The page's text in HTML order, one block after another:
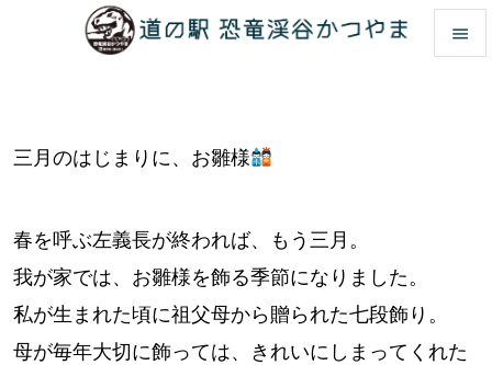

三月のはじまりに、お雛様
春を呼ぶ左義長が終われば、もう三月。
我が家では、お雛様を飾る季節になりました。
私が生まれた頃に祖父母から贈られた七段飾り。
母が毎年大切に飾っては、きれいにしまってくれた